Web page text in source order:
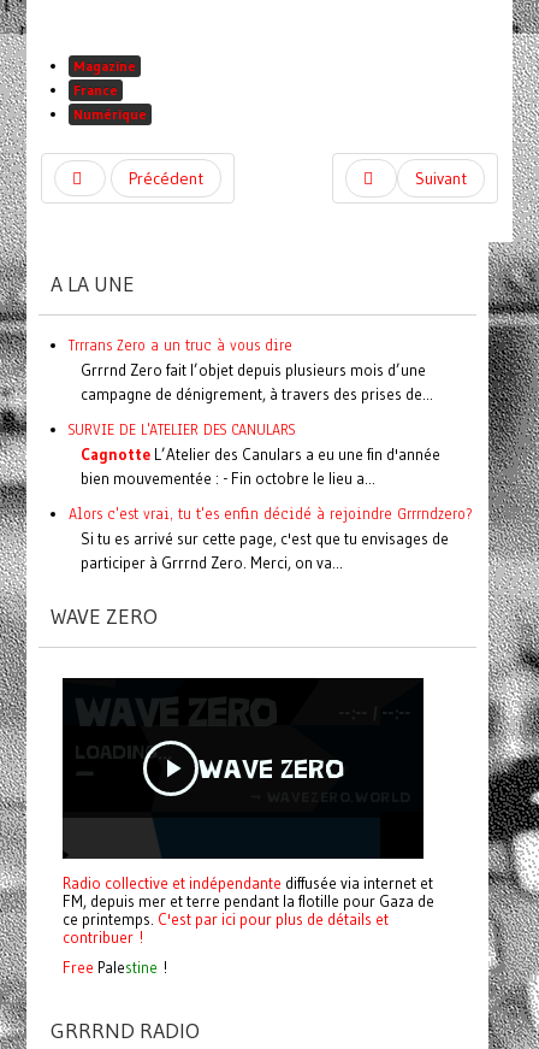
Magazine
France
Numérique
Précédent Suivant
A LA UNE
Trrrans Zero a un truc à vous dire
Grrrnd Zero fait l’objet depuis plusieurs mois d’une
campagne de dénigrement, à travers des prises de...
SURVIE DE L'ATELIER DES CANULARS
CagnotteL’Atelier des Canulars a eu une fin d'année
bien mouvementée : - Fin octobre le lieu a...
Alors c'est vrai, tu t'es enfin décidé à rejoindre Grrrndzero?
Si tu es arrivé sur cette page, c'est que tu envisages de
participer à Grrrnd Zero. Merci, on va...
WAVE ZERO
Radio collective et indépendante diffusée via internet et
FM, depuis mer et terre pendant la flotille pour Gaza de
ce printemps. C'est par ici pour plus de détails et
contribuer !
Free Palestine !
GRRRND RADIO